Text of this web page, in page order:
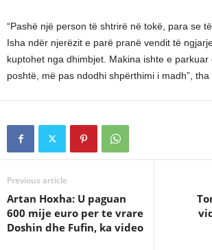
“Pashë një person të shtrirë në tokë, para se
Isha ndër njerëzit e parë pranë vendit të
kuptohet nga dhimbjet. Makina ishte e
poshtë, më pas ndodhi shpërthimi i madh”, tha
Previous article
Artan Hoxha: U paguan
600 mije euro per te vrare
Doshin dhe Fufin, ka video